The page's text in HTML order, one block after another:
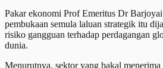
Pakar ekonomi Prof Emeritus Dr
pembukaan semula laluan strategik itu
risiko gangguan terhadap perdagangan
dunia.
Menurutnya, sektor yang bakal menerima